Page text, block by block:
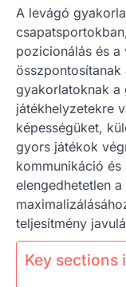
A levágó
pozicionálás és a
összpontosítanak
gyakorlatoknak a
játékhelyzetekre
képességüket,
gyors játékok
kommunikáció
elengedhetetlen
teljesítmény
Key sections